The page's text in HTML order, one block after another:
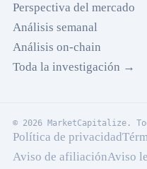
Perspectiva del mercado
Análisis semanal
Análisis on-chain
Toda la investigación →
© 2026 MarketCapitalize.
Política de privacidad
Aviso de afiliaciónAviso